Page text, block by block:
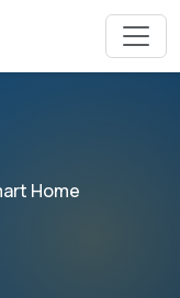
Home